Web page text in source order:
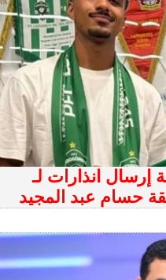
إرسال انذارات لـ
حسام عبد المجيد